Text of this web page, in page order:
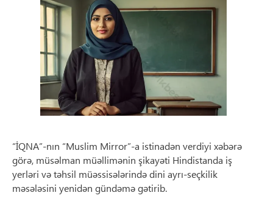
“İQNA”-nın “Muslim Mirror”-a istinadən verdiyi xəbərə
görə, müsəlman müəllimənin şikayəti Hindistanda iş
yerləri və təhsil müəssisələrində dini ayrı-seçkilik
məsələsini yenidən gündəmə gətirib.